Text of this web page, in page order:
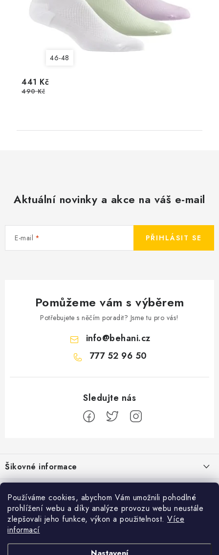
Používáme cookies, abychom Vám umožnili pohodlné
prohlížení webu a díky analýze provozu webu neustále
zlepšovali jeho funkce, výkon a použitelnost. Více
informací
46-48
441 Kč
490 Kč
Aktuální novinky a akce na váš e-mail
E-mail PŘIHLÁSIT SE
Pomůžeme vám s výběrem
Potřebujete s něčím poradit? Jsme tu pro vás!
info@behani.cz
777 52 96 50
á
p
a
Šikovné informace
Ceník dopravy
Moje objednávka
Jak vyměnit nebo vrátit zboží
Jak reklamovat
Běžecké zajímavosti
Proč jít běhat právě o víkendu?
Bolest holeně nemusí znamenat zánět okostice
Přijímáme online platby
Facebook